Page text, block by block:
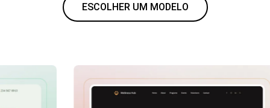
ESCOLHER UM MODELO